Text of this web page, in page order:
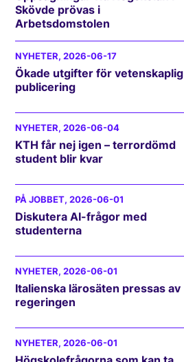
Skövde prövas i
Arbetsdomstolen
NYHETER, 2026-06-17
Ökade utgifter för vetenskaplig
publicering
NYHETER, 2026-06-04
KTH får nej igen – terrordömd
student blir kvar
PÅ JOBBET, 2026-06-01
Diskutera AI-frågor med
studenterna
NYHETER, 2026-06-01
Italienska lärosäten pressas av
regeringen
NYHETER, 2026-06-01